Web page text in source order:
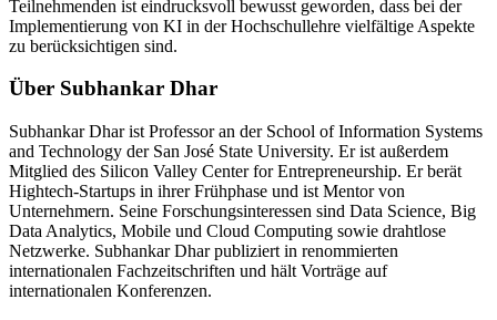
Teilnehmenden ist eindrucksvoll bewusst geworden, dass bei der
Implementierung von KI in der Hochschullehre vielfältige Aspekte
zu berücksichtigen sind.
Über Subhankar Dhar
Subhankar Dhar ist Professor an der School of Information Systems
and Technology der San José State University. Er ist außerdem
Mitglied des Silicon Valley Center for Entrepreneurship. Er berät
Hightech-Startups in ihrer Frühphase und ist Mentor von
Unternehmern. Seine Forschungsinteressen sind Data Science, Big
Data Analytics, Mobile und Cloud Computing sowie drahtlose
Netzwerke. Subhankar Dhar publiziert in renommierten
internationalen Fachzeitschriften und hält Vorträge auf
internationalen Konferenzen.